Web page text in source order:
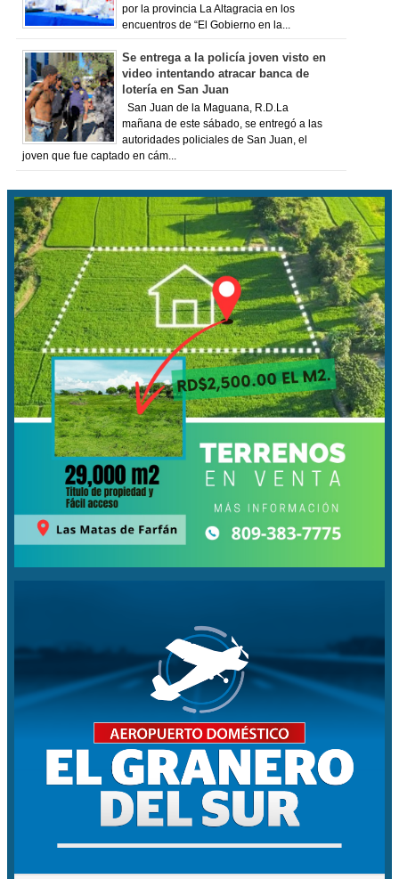
por la provincia La Altagracia en los
encuentros de “El Gobierno en la...
Se entrega a la policía joven visto en
video intentando atracar banca de
lotería en San Juan
San Juan de la Maguana, R.D.La
mañana de este sábado, se entregó a las
autoridades policiales de San Juan, el
joven que fue captado en cám...